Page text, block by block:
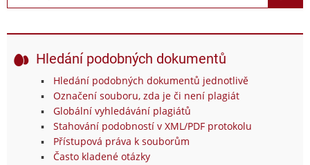
Hledání podobných dokumentů
Hledání podobných dokumentů jednotlivě
Označení souboru, zda je či není plagiát
Globální vyhledávání plagiátů
Stahování podobností v XML/PDF protokolu
Přístupová práva k souborům
Často kladené otázky